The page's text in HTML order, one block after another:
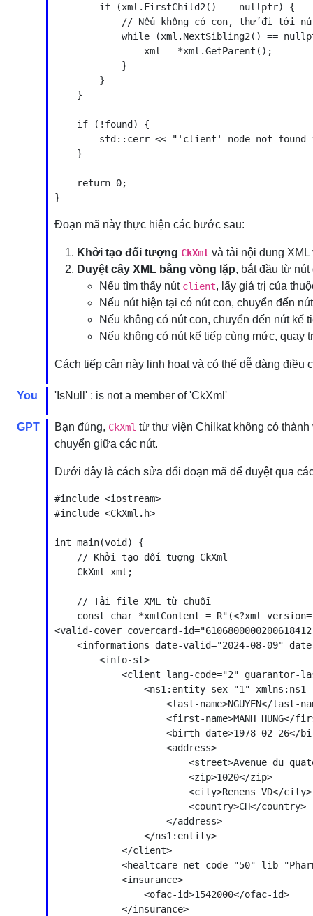
        if (xml.FirstChild2() == nullptr) {
// Nếu không có con, thử đi tới
while (xml.NextSibling2() ==
                xml = *xml.GetParent();
            }
        }
    }
    if (!found) {
std::cerr << "'client' node not found
    }
    return 0;
Đoạn mã này thực hiện các bước sau:
Khởi tạo đối tượng CkXml và tải nội dung
Duyệt cây XML bằng vòng lặp, bắt đầu từ nút
Nếu tìm thấy nút client, lấy giá trị của
Nếu nút hiện tại có nút con, chuyển đến
Nếu không có nút con, chuyển đến nút kế
Nếu không có nút kế tiếp cùng mức, quay
Cách tiếp cận này linh hoạt và có thể dễ dàng điều
You 'IsNull' : is not a member of 'CkXml'
GPT Bạn đúng, CkXml từ thư viện Chilkat không có
chuyển giữa các nút.
Dưới đây là cách sửa đổi đoạn mã để duyệt qua
#include <iostream>
#include <CkXml.h>
int main(void) {
    // Khởi tạo đối tượng CkXml
    CkXml xml;
    // Tải file XML từ chuỗi
const char *xmlContent = R"(<?xml
<valid-cover covercard-
<informations date-valid="2024-08-09"
        <info-st>
<client lang-code="2" guarantor-
<ns1:entity sex="1"
<last-name>NGUYEN</last-
<first-name>MANH HUNG</
<birth-date>1978-02-26</
                    <address>
<street>Avenue du
                        <zip>1020</zip>
                        <city>Renens VD</city>
                        <country>CH</country>
                    </address>
                </ns1:entity>
            </client>
<healtcare-net code="50"
            <insurance>
                <ofac-id>1542000</ofac-id>
            </insurance>